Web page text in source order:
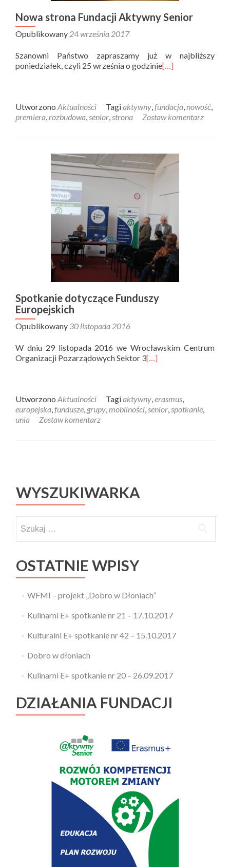
Nowa strona Fundacji Aktywny Senior
Opublikowany 24 września 2017
Szanowni Państwo zapraszamy już w najbliższy
poniedziałek, czyli 25 września o godzinie[…]
Utworzono Aktualności Tagiaktywny,fundacja,nowość,
premiera,rozbudowa,senior,strona Zostaw komentarz
Spotkanie dotyczące Funduszy
Europejskich
Opublikowany 30 listopada 2016
W dniu 29 listopada 2016 we Wrocławskim Centrum
Organizacji Pozarządowych Sektor 3[…]
Utworzono Aktualności Tagiaktywny,erasmus,
europejska,fundusze, grupy,mobilności,senior,spotkanie,
unia
Zostaw komentarz
WYSZUKIWARKA
OSTATNIE WPISY
WFMI – projekt „Dobro w Dłoniach”
Kulinarni E+ spotkanie nr 21 – 17.10.2017
Kulturalni E+ spotkanie nr 42 – 15.10.2017
Dobro w dłoniach
Kulinarni E+ spotkanie nr 20 – 26.09.2017
DZIAŁANIA FUNDACJI